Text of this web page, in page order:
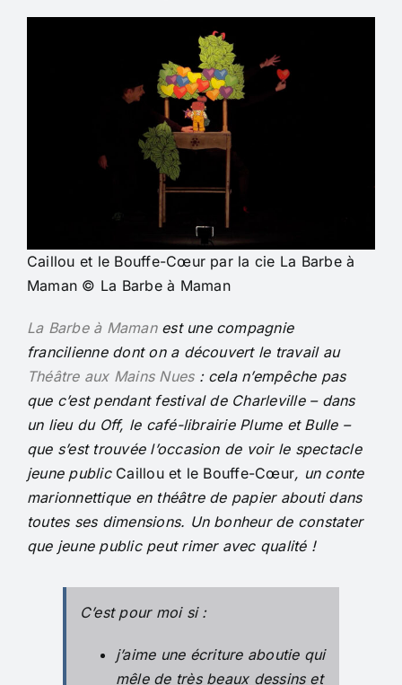
Caillou et le Bouffe-Cœur par la cie La Barbe à
Maman © La Barbe à Maman
La Barbe à Mamanest une compagnie
francilienne dont on a découvert le travail au
Théâtre aux Mains Nues: cela n’empêche pas
que c’est pendant festival de Charleville – dans
un lieu du Off, le café-librairie Plume et Bulle –
que s’est trouvée l’occasion de voir le spectacle
jeune public Caillou et le Bouffe-Cœur, un conte
marionnettique en théâtre de papier abouti dans
toutes ses dimensions. Un bonheur de constater
que jeune public peut rimer avec qualité !
C’est pour moi si :
j’aime une écriture aboutie qui
mêle de très beaux dessins et